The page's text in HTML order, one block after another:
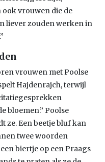
vrouwen die de
liever zouden werken in
vrouwen met Poolse
Hajdenrajch, terwijl
bloemen.” Poolse
ze. Een beetje bluf kan
twee woorden
biertje op een Praags